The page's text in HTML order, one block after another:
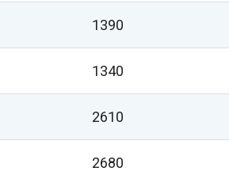
1390
1340
2610
2680